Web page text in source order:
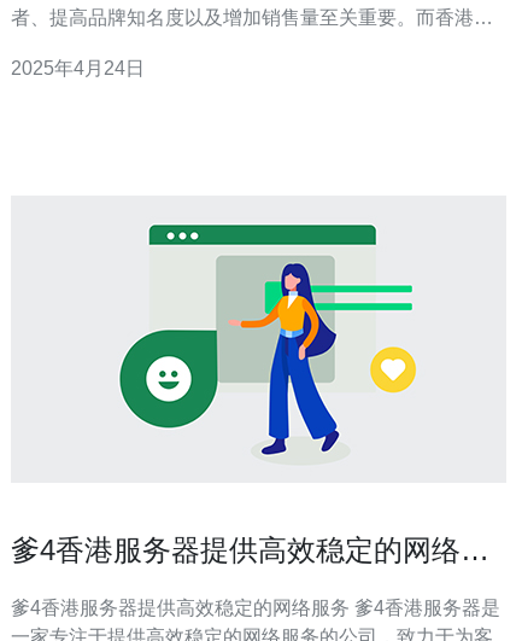
者、提高品牌知名度以及增加销售量至关重要。而香港站
擎结果页中获得更高的排名。 香港站群优化是指通过建立
2025年4月24日
爹4香港服务器提供高效稳定的网络服
爹4香港服务器提供高效稳定的网络服务 爹4香港服务器是
一家专注于提供高效稳定的网络服务的公司，致力于为客